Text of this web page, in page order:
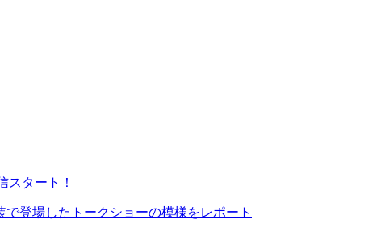
スタート！